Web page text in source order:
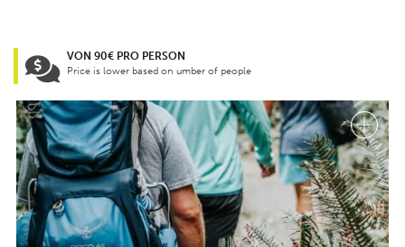
VON 90€ PRO PERSON
Price is lower based on umber of people